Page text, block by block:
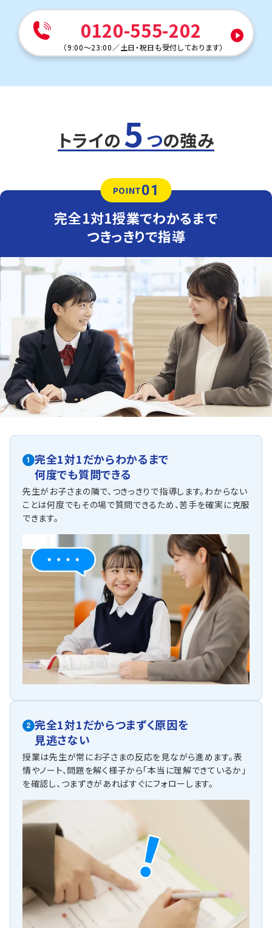
0120-555-202
（9:00～23:00 ／土日・祝日も受付しております）
トライの 5 つの強み
POINT01
完全1対1授業でわかるまで
つきっきりで指導
1
完全1対1だからわかるまで
何度でも質問できる
先生がお子さまの隣で、つきっきりで指導します。わからない
ことは何度でもその場で質問できるため、苦手を確実に克服
できます。
2 完全1対1だからつまずく原因を
見逃さない
授業は先生が常にお子さまの反応を見ながら進めます。表
情やノート、問題を解く様子から「本当に理解できているか」
を確認し、つまずきがあればすぐにフォローします。